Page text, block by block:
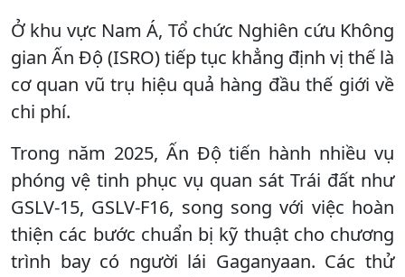
Ở khu vực Nam Á, Tổ chức Nghiên cứu Không
gian Ấn Độ (ISRO) tiếp tục khẳng định vị thế là
cơ quan vũ trụ hiệu quả hàng đầu thế giới về
chi phí.
Trong năm 2025, Ấn Độ tiến hành nhiều vụ
phóng vệ tinh phục vụ quan sát Trái đất như
GSLV-15, GSLV-F16, song song với việc hoàn
thiện các bước chuẩn bị kỹ thuật cho chương
trình bay có người lái Gaganyaan. Các thử